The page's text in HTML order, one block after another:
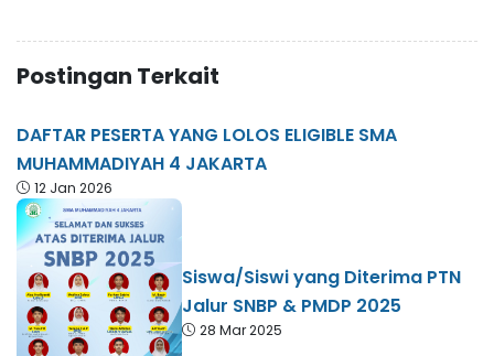
Postingan Terkait
DAFTAR PESERTA YANG LOLOS ELIGIBLE SMA
MUHAMMADIYAH 4 JAKARTA
12 Jan 2026
Siswa/Siswi yang Diterima PTN
Jalur SNBP & PMDP 2025
28 Mar 2025